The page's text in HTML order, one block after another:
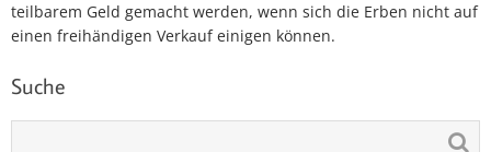
teilbarem Geld gemacht werden, wenn sich die Erben nicht auf
einen freihändigen Verkauf einigen können.
Suche